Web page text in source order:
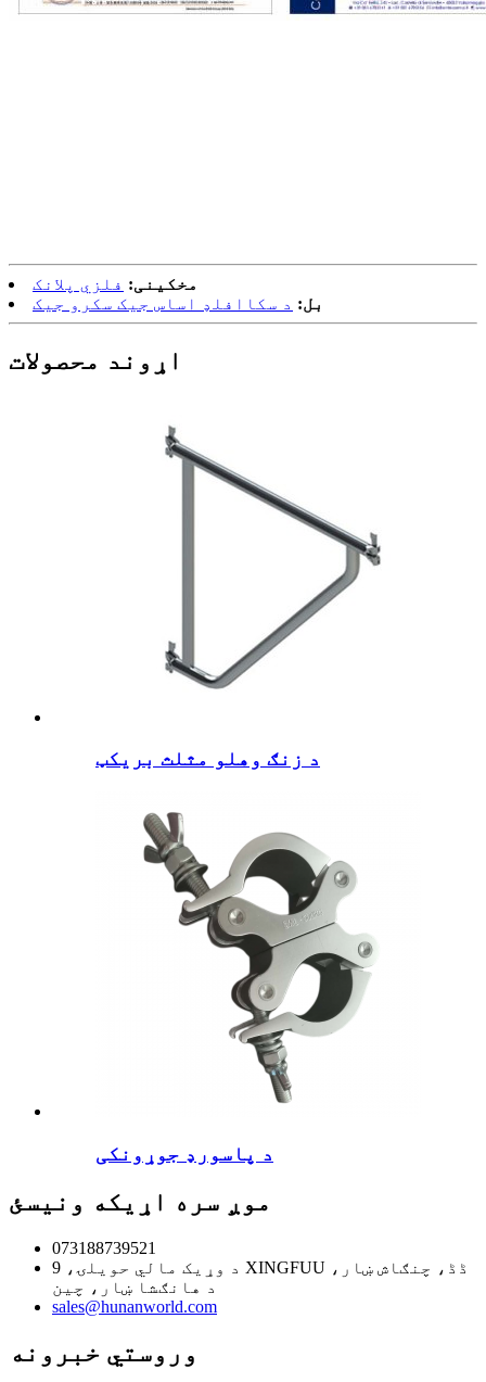
مخکینی: فلزي پلانک
بل: د سکاافلډ اساس جیک سکرو جیک
اړوند محصولات
د زنګ وهلو مثلث بریکټ
د پاسورډ جوړونکی
موږ سره اړیکه ونیسئ
073188739521
د وړيک مالي حویلۍ، 9 XINGFUU ڈڈ، چنګاش ښار،
د هانګشا ښار، چین
sales@hunanworld.com
وروستي خبرونه